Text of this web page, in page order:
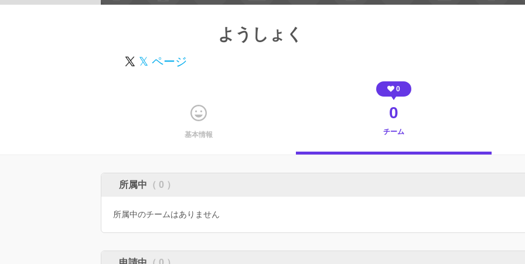
ようしょく
𝕏 ページ
基本情報
0
0
チーム
所属中 （ 0 ）
所属中のチームはありません